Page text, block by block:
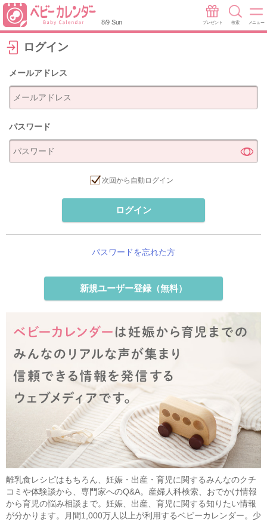
8/9 Sun プレゼント 検索 メニュー
ログイン
メールアドレス
パスワード
次回から自動ログイン
ログイン
パスワードを忘れた方
新規ユーザー登録（無料）
離乳食レシピはもちろん、妊娠・出産・育児に関するみんなのクチ
コミや体験談から、専門家へのQ&A。産婦人科検索、おでかけ情報
から育児の悩み相談まで。妊娠、出産、育児に関する知りたい情報
が分かります。月間1,000万人以上が利用するベビーカレンダー。少